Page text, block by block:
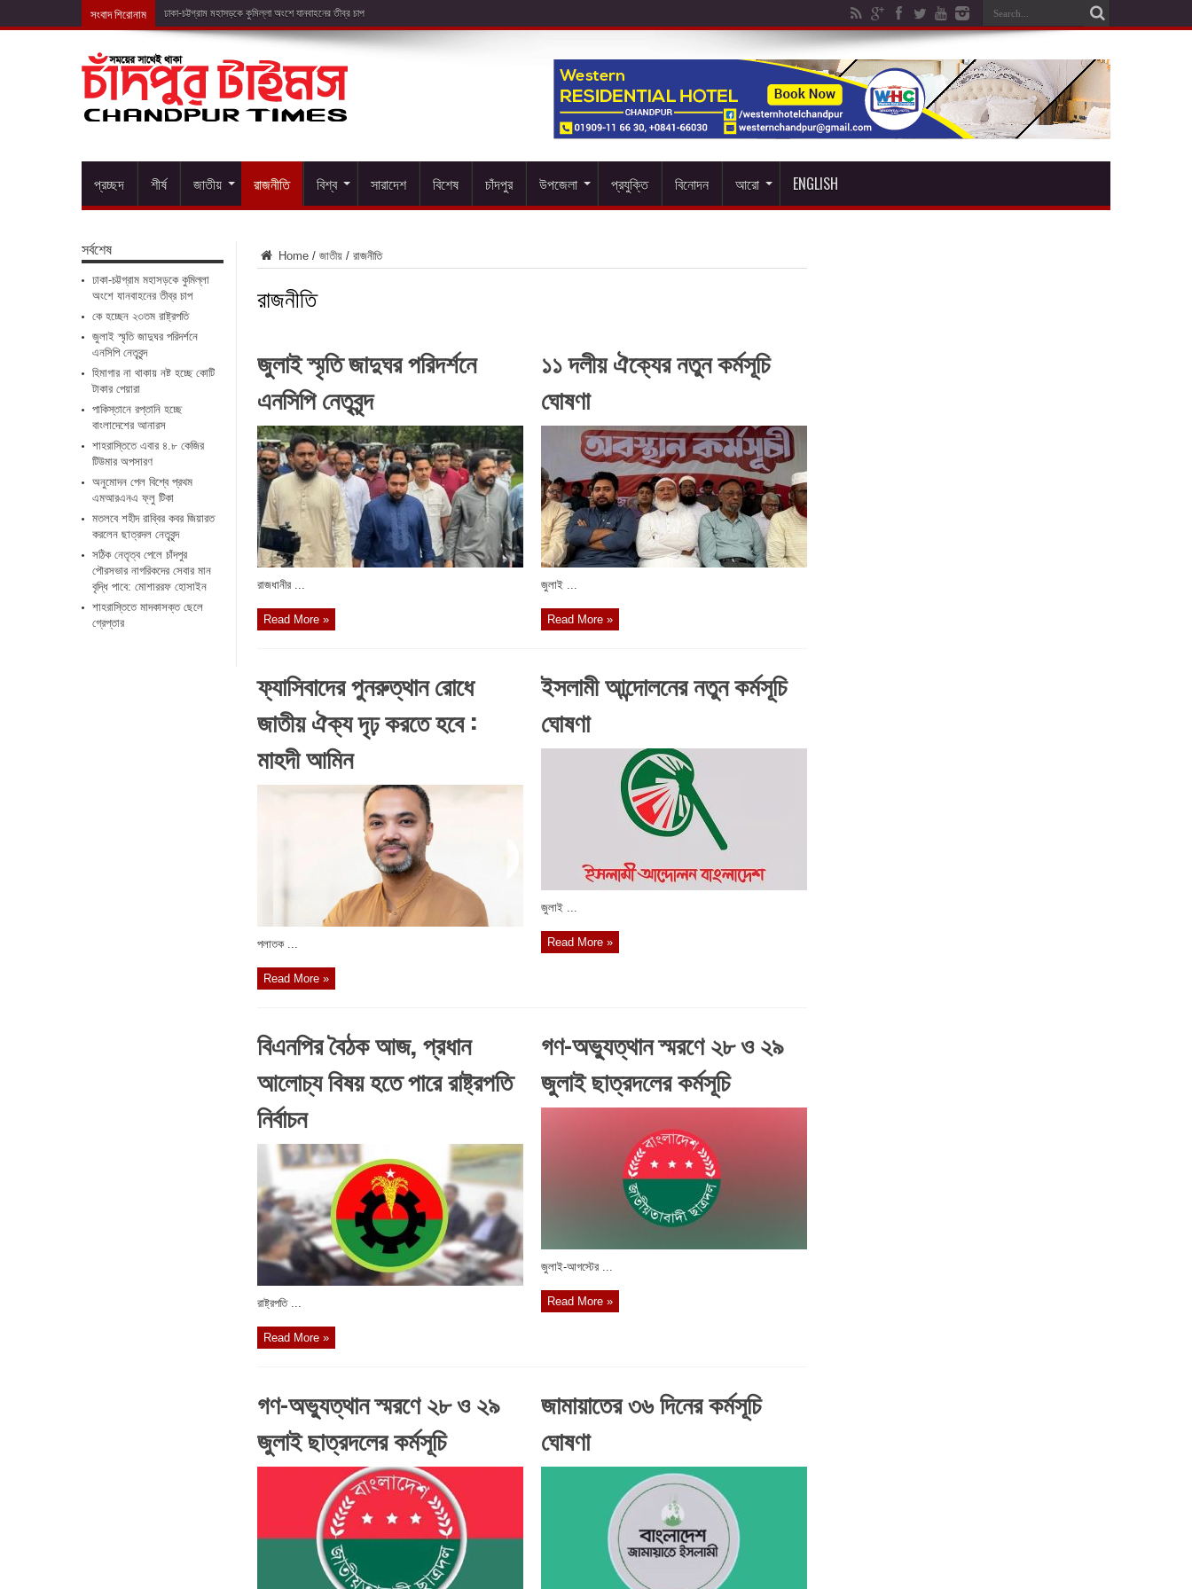
সংবাদ শিরোনাম কে হচ্ছেন ২৩তম
প্রচ্ছদ শীর্ষ জাতীয় রাজনীতি বিশ্ব সারাদেশ বিশেষ চাঁদপুর উপজেলা প্রযুক্তি বিনোদন আরো ENGLISH
Home / জাতীয় / রাজনীতি
রাজনীতি
জুলাই স্মৃতি জাদুঘর পরিদর্শনে
এনসিপি নেতৃবৃন্দ
রাজধানীর ...
Read More »
১১ দলীয় ঐক্যের নতুন কর্মসূচি
ঘোষণা
জুলাই ...
Read More »
ফ্যাসিবাদের পুনরুত্থান রোধে
জাতীয় ঐক্য দৃঢ় করতে হবে :
মাহদী আমিন
পলাতক ...
Read More »
ইসলামী আন্দোলনের নতুন কর্মসূচি
ঘোষণা
জুলাই ...
Read More »
বিএনপির বৈঠক আজ, প্রধান
আলোচ্য বিষয় হতে পারে রাষ্ট্রপতি
নির্বাচন
রাষ্ট্রপতি ...
Read More »
গণ-অভ্যুত্থান স্মরণে ২৮ ও ২৯
জুলাই ছাত্রদলের কর্মসূচি
জুলাই-আগস্টের ...
Read More »
গণ-অভ্যুত্থান স্মরণে ২৮ ও ২৯
জুলাই ছাত্রদলের কর্মসূচি
জামায়াতের ৩৬ দিনের কর্মসূচি
ঘোষণা
সর্বশেষ
ঢাকা-চট্টগ্রাম মহাসড়কে কুমিল্লা
অংশে যানবাহনের তীব্র চাপ
কে হচ্ছেন ২৩তম রাষ্ট্রপতি
জুলাই স্মৃতি জাদুঘর পরিদর্শনে
এনসিপি নেতৃবৃন্দ
হিমাগার না থাকায় নষ্ট হচ্ছে কোটি
টাকার পেয়ারা
পাকিস্তানে রপ্তানি হচ্ছে
বাংলাদেশের আনারস
শাহরাস্তিতে এবার ৪.৮ কেজির
টিউমার অপসারণ
অনুমোদন পেল বিশ্বে প্রথম
এমআরএনএ ফ্লু টিকা
মতলবে শহীদ রাব্বির কবর জিয়ারত
করলেন ছাত্রদল নেতৃবৃন্দ
সঠিক নেতৃত্ব পেলে চাঁদপুর
পৌরসভার নাগরিকদের সেবার মান
বৃদ্ধি পাবে: মোশাররফ হোসাইন
শাহরাস্তিতে মাদকাসক্ত ছেলে
গ্রেপ্তার